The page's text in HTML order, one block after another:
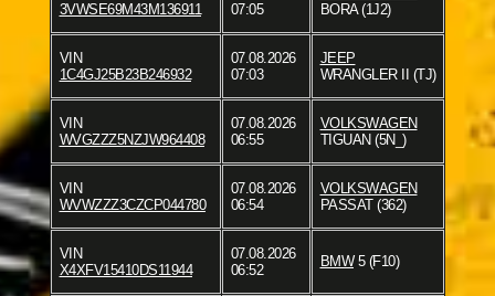
3VWSE69M43M136911
07:05
BORA (1J2)
VIN
1C4GJ25B23B246932
07.08.2026
07:03
JEEP
WRANGLER II (TJ)
VIN
WVGZZZ5NZJW964408
07.08.2026
06:55
VOLKSWAGEN
TIGUAN (5N_)
VIN
WVWZZZ3CZCP044780
07.08.2026
06:54
VOLKSWAGEN
PASSAT (362)
VIN
X4XFV15410DS11944
07.08.2026
06:52
BMW5 (F10)